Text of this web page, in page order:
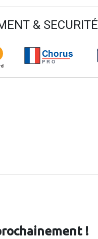
& SECURITÉ
Chorus
PRO
!